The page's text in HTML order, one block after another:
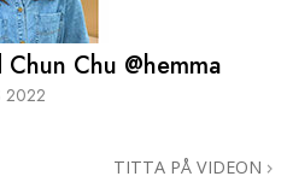
Chu @hemma
2022
TITTA PÅ VIDEON